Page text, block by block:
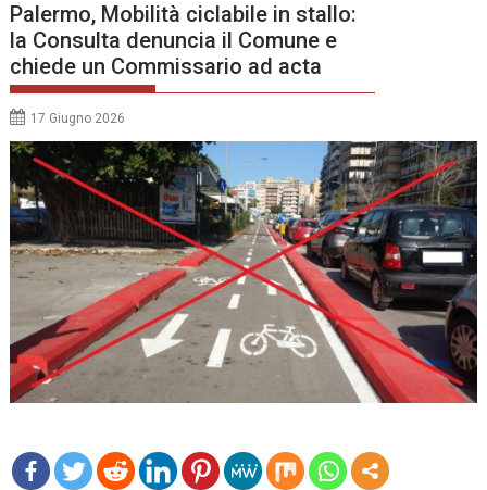
Palermo, Mobilità ciclabile in stallo:
la Consulta denuncia il Comune e
chiede un Commissario ad acta
17 Giugno 2026